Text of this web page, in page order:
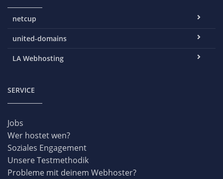
netcup
united-domains
LA Webhosting
SERVICE
Jobs
Wer hostet wen?
Soziales Engagement
Unsere Testmethodik
Probleme mit deinem Webhoster?